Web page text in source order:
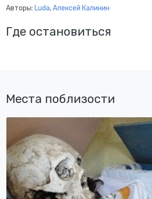
Авторы: Luda,Алексей Калинин
Где остановиться
Места поблизости